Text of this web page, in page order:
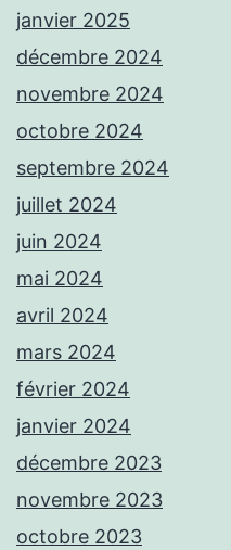
janvier 2025
décembre 2024
novembre 2024
octobre 2024
septembre 2024
juillet 2024
juin 2024
mai 2024
avril 2024
mars 2024
février 2024
janvier 2024
décembre 2023
novembre 2023
octobre 2023